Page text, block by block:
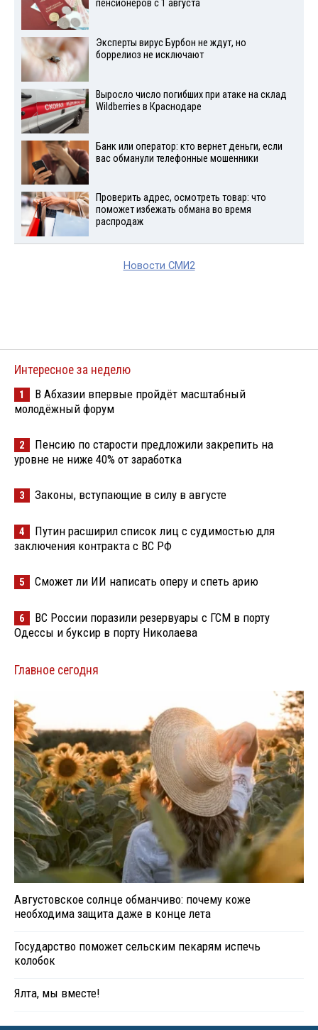
пенсионеров с 1 августа
Эксперты вирус Бурбон не ждут, но
боррелиоз не исключают
Выросло число погибших при атаке на склад
Wildberries в Краснодаре
Банк или оператор: кто вернет деньги, если
вас обманули телефонные мошенники
Проверить адрес, осмотреть товар: что
поможет избежать обмана во время
распродаж
Новости СМИ2
Интересное за неделю
1
В Абхазии впервые пройдёт масштабный
молодёжный форум
2
Пенсию по старости предложили закрепить на
уровне не ниже 40% от заработка
3 Законы, вступающие в силу в августе
4
Путин расширил список лиц с судимостью для
заключения контракта с ВС РФ
5 Сможет ли ИИ написать оперу и спеть арию
6
ВС России поразили резервуары с ГСМ в порту
Одессы и буксир в порту Николаева
Главное сегодня
Августовское солнце обманчиво: почему коже
необходима защита даже в конце лета
Государство поможет сельским пекарям испечь
колобок
Ялта, мы вместе!